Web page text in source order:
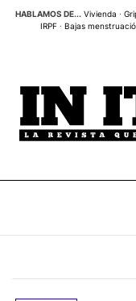
SkipHABLAMOS DE... Vivienda ·
IRPF· Bajas